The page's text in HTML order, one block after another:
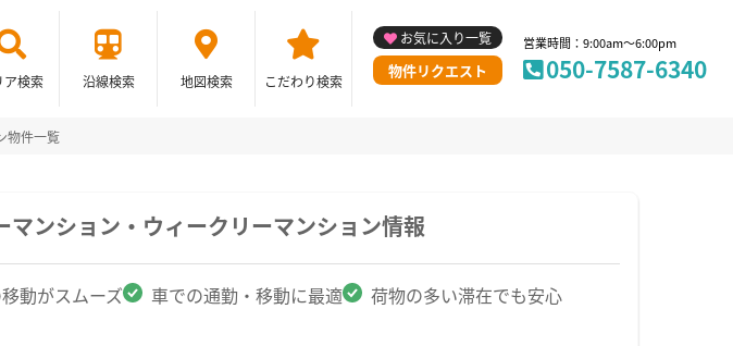
ア検索 沿線検索 地図検索 こだわり検索
お気に入り一覧
物件リクエスト
営業時間：9:00am～6:00pm
050-7587-6340
物件一覧
ンション・ウィークリーマンション情報
動がスムーズ 車での通勤・移動に最適
荷物の多い滞在でも安心